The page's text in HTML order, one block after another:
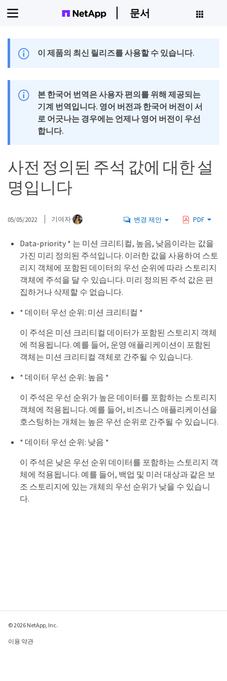
문서
이 제품의 최신 릴리즈를 사용할 수 있습니다.
본 한국어 번역은 사용자 편의를 위해 제공되는
기계 번역입니다. 영어 버전과 한국어 버전이 서
로 어긋나는 경우에는 언제나 영어 버전이 우선
합니다.
사전 정의된 주석 값에 대한 설
명입니다
05/05/2022 기여자 변경 제안 PDF
Data-priority * 는 미션 크리티컬, 높음, 낮음이라는 값을
가진 미리 정의된 주석입니다. 이러한 값을 사용하여 스토
리지 객체에 포함된 데이터의 우선 순위에 따라 스토리지
객체에 주석을 달 수 있습니다. 미리 정의된 주석 값은 편
집하거나 삭제할 수 없습니다.
* 데이터 우선 순위: 미션 크리티컬 *
이 주석은 미션 크리티컬 데이터가 포함된 스토리지 객체
에 적용됩니다. 예를 들어, 운영 애플리케이션이 포함된
객체는 미션 크리티컬 객체로 간주될 수 있습니다.
* 데이터 우선 순위: 높음 *
이 주석은 우선 순위가 높은 데이터를 포함하는 스토리지
객체에 적용됩니다. 예를 들어, 비즈니스 애플리케이션을
호스팅하는 개체는 높은 우선 순위로 간주될 수 있습니다.
* 데이터 우선 순위: 낮음 *
이 주석은 낮은 우선 순위 데이터를 포함하는 스토리지 객
체에 적용됩니다. 예를 들어, 백업 및 미러 대상과 같은 보
조 스토리지에 있는 개체의 우선 순위가 낮을 수 있습니
다.
© 2026 NetApp, Inc.
이용 약관